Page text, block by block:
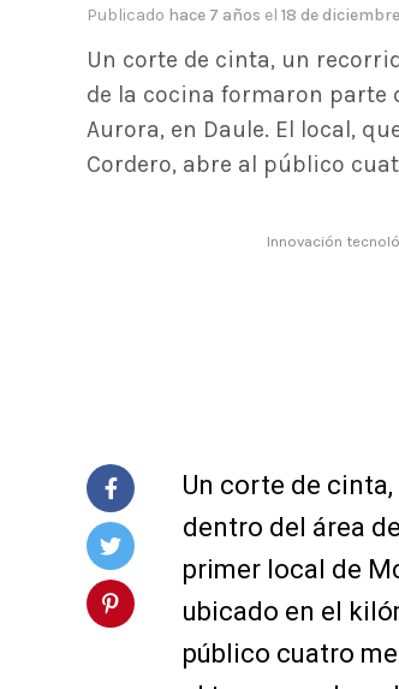
Publicado hace 7 años el 18 de
Un corte de cinta, un
de la cocina formaron parte
Aurora, en Daule. El local,
Cordero, abre al público
Innovación
Un corte de
dentro del área
primer local de
ubicado en el
público cuatro